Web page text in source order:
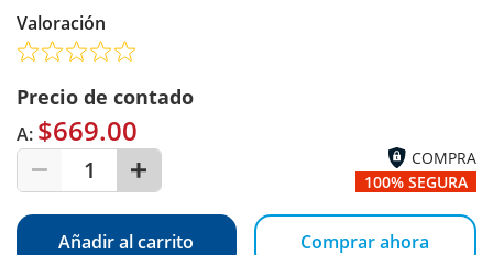
Valoración
Precio de contado
A: $669.00
1
COMPRA
100% SEGURA
Añadir al carrito Comprar ahora